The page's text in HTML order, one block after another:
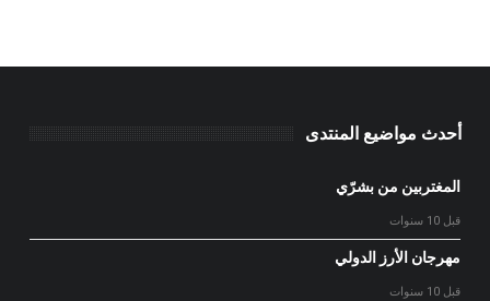
أحدث مواضيع المنتدى
المغتربين من بشرّي
قبل 10 سنوات
مهرجان الأرز الدولي
قبل 10 سنوات